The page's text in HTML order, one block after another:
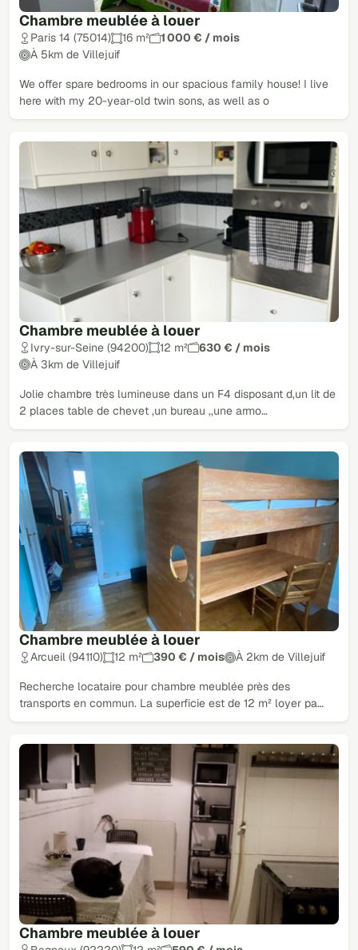
Chambre meublée à louer
Paris 14 (75014) 16 m²
1 000 € / mois
À 5km de Villejuif
We offer spare bedrooms in our spacious family house! I live
here with my 20-year-old twin sons, as well as o
Chambre meublée à louer
Ivry-sur-Seine (94200) 12 m²
630 € / mois
À 3km de Villejuif
Jolie chambre très lumineuse dans un F4 disposant d,un lit de
2 places table de chevet ,un bureau ,,une armo…
Chambre meublée à louer
Arcueil (94110) 12 m² 390 € / mois À 2km de Villejuif
Recherche locataire pour chambre meublée près des
transports en commun. La superficie est de 12 m² loyer pa…
Chambre meublée à louer